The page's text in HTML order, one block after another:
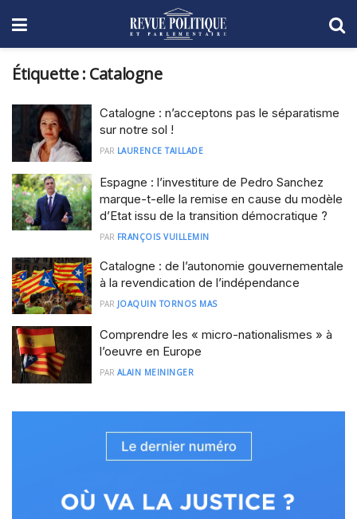
Étiquette : Catalogne
Catalogne : n’acceptons pas le séparatisme
sur notre sol !
PAR LAURENCE TAILLADE
Espagne : l’investiture de Pedro Sanchez
marque-t-elle la remise en cause du modèle
d’Etat issu de la transition démocratique ?
PAR FRANÇOIS VUILLEMIN
Catalogne : de l’autonomie gouvernementale
à la revendication de l’indépendance
PAR JOAQUIN TORNOS MAS
Comprendre les « micro-nationalismes » à
l’oeuvre en Europe
PAR ALAIN MEININGER